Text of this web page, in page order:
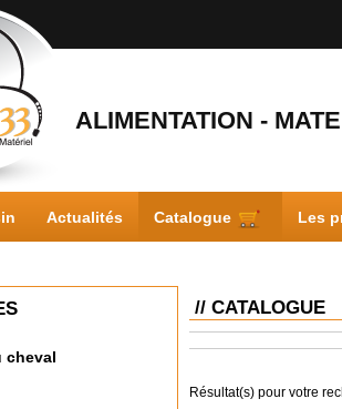
ALIMENTATION -
Actualités Catalogue Les
cheval
// CATALOGUE
Résultat(s) pour votre